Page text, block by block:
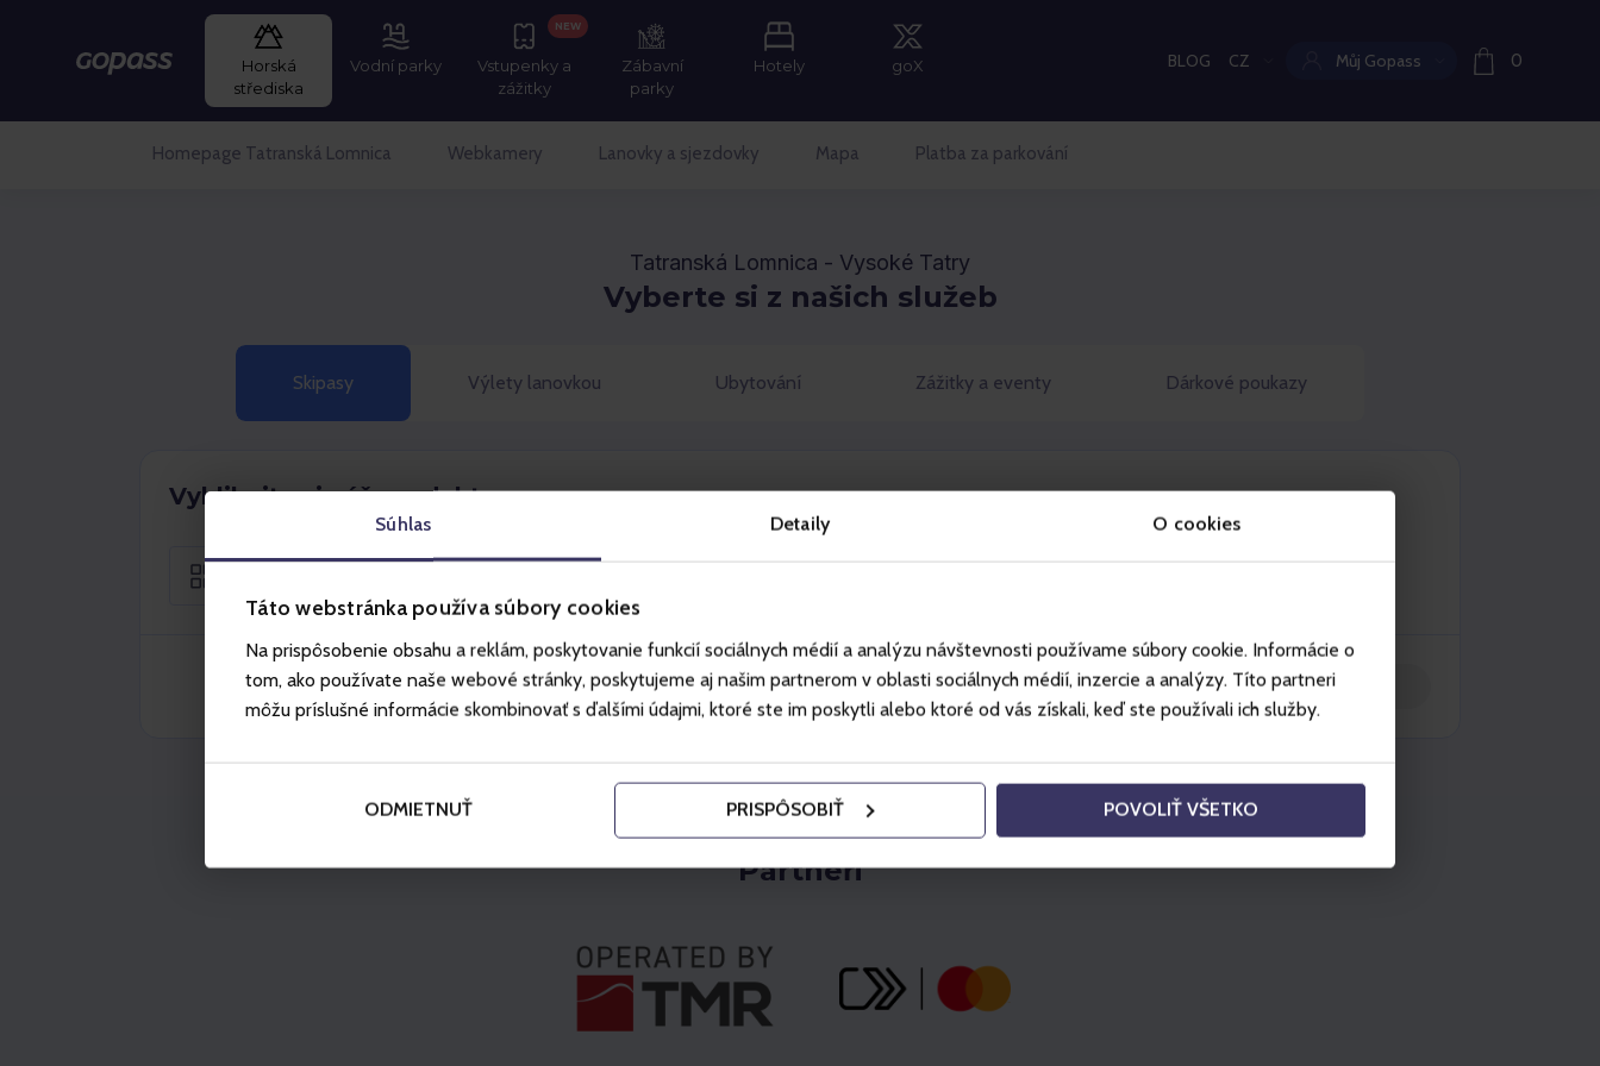
Súhlas Detaily O cookies
Táto webstránka používa súbory cookies
Na prispôsobenie obsahu a reklám, poskytovanie funkcií sociálnych médií a analýzu návštevnosti používame súbory cookie. Informácie o
tom, ako používate naše webové stránky, poskytujeme aj našim partnerom v oblasti sociálnych médií, inzercie a analýzy. Títo partneri
môžu príslušné informácie skombinovať s ďalšími údajmi, ktoré ste im poskytli alebo ktoré od vás získali, keď ste používali ich služby.
ODMIETNUŤ PRISPÔSOBIŤ POVOLIŤ VŠETKO
GOPASS
Horská
střediska
Vodní parky
Vstupenky a
zážitky
NEW
Zábavní
parky
Hotely goX BLOG Aktuální jazyk:
CZ Můj Gopass 0
Homepage Tatranská Lomnica Webkamery Lanovky a sjezdovky Mapa Platba za parkování
Tatranská Lomnica - Vysoké Tatry
Vyberte si z našich služeb
Skipasy Výlety lanovkou Ubytování Zážitky a eventy Dárkové poukazy
Vyklikejte si váš produkt
Vložit do košíku
Partneři